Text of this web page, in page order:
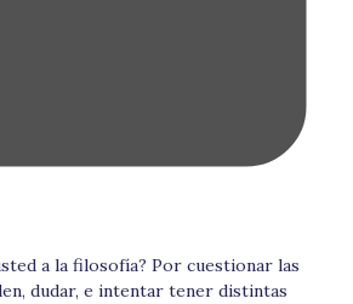
a la filosofía? Por cuestionar las
dudar, e intentar tener distintas